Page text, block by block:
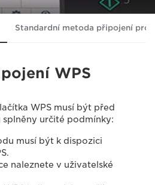
Standardní metoda připojení pro
WPS
WPS musí být před
splněny určité podmínky:
musí být k dispozici
naleznete v uživatelské